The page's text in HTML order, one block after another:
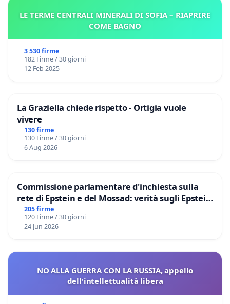
LE TERME CENTRALI MINERALI DI SOFIA – RIAPRIRE
COME BAGNO
3 530 firme
182 Firme / 30 giorni
12 Feb 2025
La Graziella chiede rispetto - Ortigia vuole
vivere
130 firme
130 Firme / 30 giorni
6 Aug 2026
Commissione parlamentare d'inchiesta sulla
rete di Epstein e del Mossad: verità sugli Epstein
Files
205 firme
120 Firme / 30 giorni
24 Jun 2026
NO ALLA GUERRA CON LA RUSSIA, appello
dell'intellettualità libera